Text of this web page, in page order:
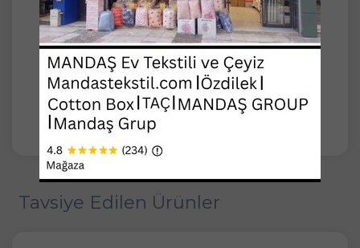
-Yastık Kılıfı: 50x70cm (2 Adet)
-Kalite: %100 Pamuk
-Max. 40 derecede yıkanması önerilir.
-Türkiye'de üretilmiştir.
Tavsiye Edilen Ürünler